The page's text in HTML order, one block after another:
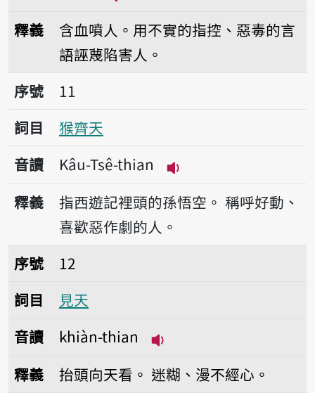
釋義
含血噴人。用不實的指控、惡毒的言
語誣蔑陷害人。
序號11猴齊天
序號
11
詞目
猴齊天
音讀
Kâu-Tsê-thian
播放音讀Kâu-Tsê-
釋義 指西遊記裡頭的孫悟空。 稱呼好動、
喜歡惡作劇的人。
序號12見天
序號
12
詞目
見天
音讀
khiàn-thian
釋義 抬頭向天看。 迷糊、漫不經心。